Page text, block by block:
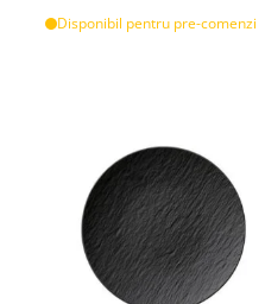
Disponibil pentru pre-comenzi